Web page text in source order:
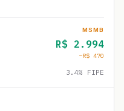
MSMB
R$ 2.994
−R$ 470
3.4% FIPE